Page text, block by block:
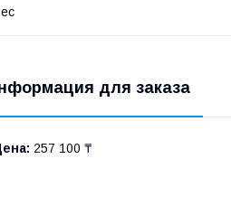
для заказа
257 100 ₸